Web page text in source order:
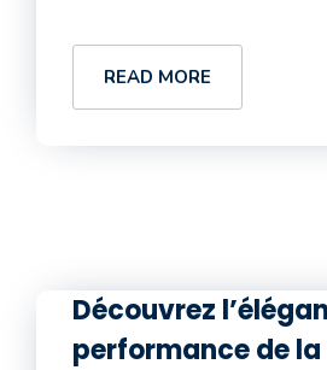
READ MORE
Découvrez
performance de